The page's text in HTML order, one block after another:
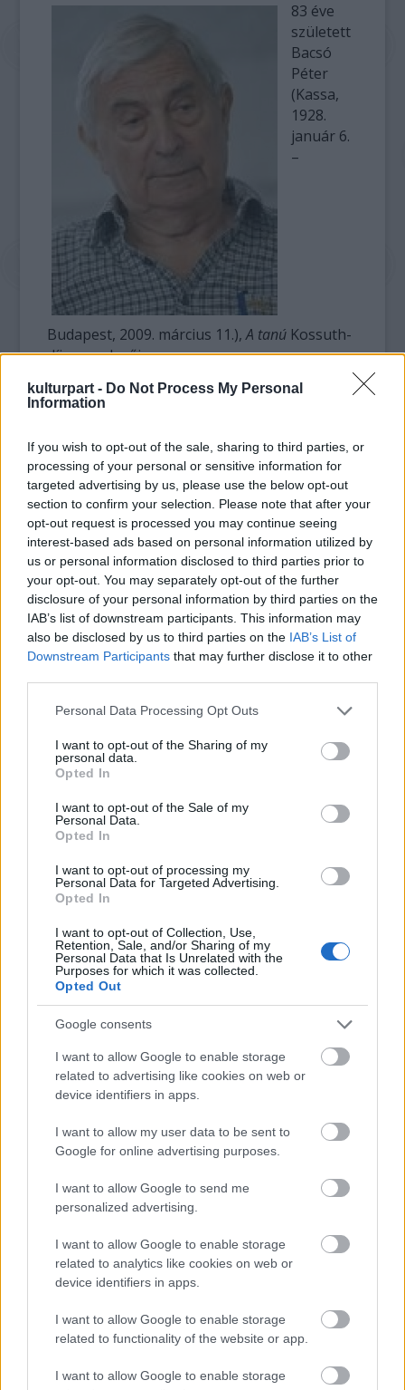
kulturpart - Do Not Process My Personal
Information
If you wish to opt-out of the sale, sharing to third parties, or
processing of your personal or sensitive information for
targeted advertising by us, please use the below opt-out
section to confirm your selection. Please note that after your
opt-out request is processed you may continue seeing
interest-based ads based on personal information utilized by
us or personal information disclosed to third parties prior to
your opt-out. You may separately opt-out of the further
disclosure of your personal information by third parties on the
IAB’s list of downstream participants. This information may
also be disclosed by us to third parties on the IAB’s List of
Downstream Participants that may further disclose it to other
Please note that this website/app uses one or more Google
not limited to your visit or usage behaviour. You may click to
grant or deny consent to Google and its third-party tags to
use your data for below specified purposes in below Google
consent section.
Personal Data Processing Opt Outs
I want to opt-out of the Sharing of my
personal data.
Opted In
I want to opt-out of the Sale of my
Personal Data.
Opted In
I want to opt-out of processing my
Personal Data for Targeted Advertising.
Opted In
I want to opt-out of Collection, Use,
Retention, Sale, and/or Sharing of my
Personal Data that Is Unrelated with the
Purposes for which it was collected.
Opted Out
Google consents
I want to allow Google to enable storage
related to advertising like cookies on web or
device identifiers in apps.
I want to allow my user data to be sent to
Google for online advertising purposes.
I want to allow Google to send me
personalized advertising.
I want to allow Google to enable storage
related to analytics like cookies on web or
device identifiers in apps.
I want to allow Google to enable storage
related to functionality of the website or app.
I want to allow Google to enable storage
83 éve
született
Bacsó
Péter
(Kassa,
1928.
január 6.
–
Budapest, 2009. március 11.),A tanú Kossuth-
díjas rendezője.
Polgári családban nevelkedett. Anyjától,
kultúra iránti fogékonyságot örökölte. A
család a negyvenes évek elején költözött
Budapestre. Először színházrendezőnek
készült (1946-ban sikeresen felvételezett a
Színház- és Filmművészeti Főiskolára), majd
átiratkozott a filmes szakra.
1950-ben kapta kézhez rendezői diplomáját a
Színház- és Filmművészeti Főiskolán Fehér
Imrével, Makk Károllyal, Kovács Andrással
együtt. Azonnal dramaturgi állást kapott a
Filmgyártó Nemzeti Vállalatnál (a későbbi
Hunnia Filmstúdiónál).
Film Díjak Születésnap
SZEMBE MERSZ NÉZNI AZZAL, AKIVÉ
VÁLHATTÁL VOLNA?
MEGHÓDÍTOTTA LAS VEGAST IS
NÉGY TITOKZATOS FŐHŐS EGY LAKÁSBAN -
FŐSZEREPLŐIT